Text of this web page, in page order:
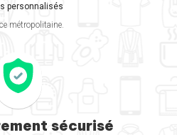
personnalisés
métropolitaine.
sécurisé